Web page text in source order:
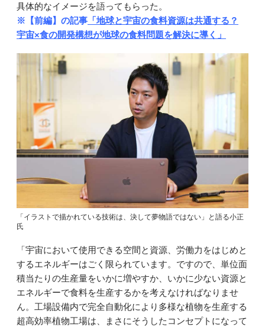
具体的なイメージを語ってもらった。
※【前編】の記事 「地球と宇宙の食料資源は共通する？
宇宙×食の開発構想が地球の食料問題を解決に導く」
「イラストで描かれている技術は、決して夢物語ではない」と語る小正
氏
「宇宙において使用できる空間と資源、労働力をはじめと
するエネルギーはごく限られています。ですので、単位面
積当たりの生産量をいかに増やすか、いかに少ない資源と
エネルギーで食料を生産するかを考えなければなりませ
ん。工場設備内で完全自動化により多様な植物を生産する
超高効率植物工場は、まさにそうしたコンセプトになって